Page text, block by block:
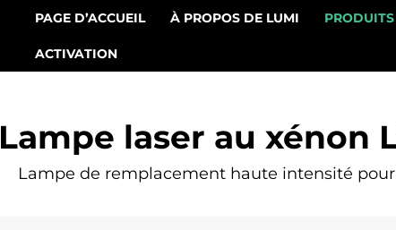
PAGE D’ACCUEIL À PROPOS DE LUMI PRODUITS
ACTIVATION
Lampe laser au xénon
Lampe de remplacement haute intensité